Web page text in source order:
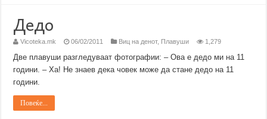
Дедо
Vicoteka.mk 06/02/2011 Виц на денот, Плавуши 1,279
Две плавуши разгледуваат фотографии: – Ова е дедо ми на 11
години. – Ха! Не знаев дека човек може да стане дедо на 11
години.
Повеќе...